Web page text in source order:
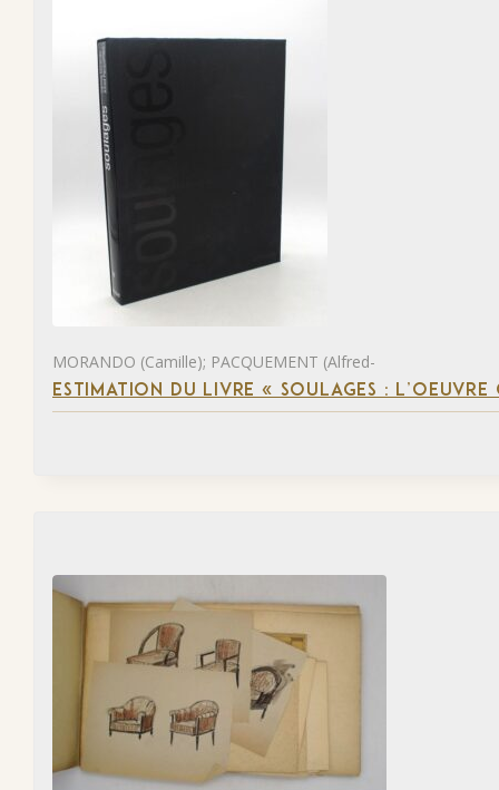
MORANDO (Camille); PACQUEMENT (Alfred-
ESTIMATION DU LIVRE « SOULAGES :